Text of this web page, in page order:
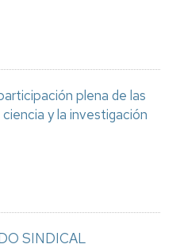
plena de las
ciencia y la investigación
SINDICAL